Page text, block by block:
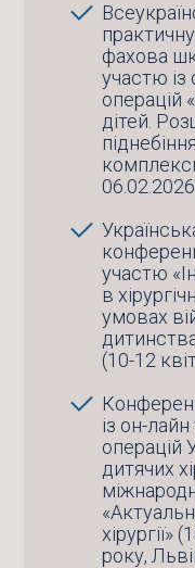
фахова
участю із
операцій
дітей.
участю
в
умовах
(10-12
із он-
операцій
дитячих
хірургії»
року,